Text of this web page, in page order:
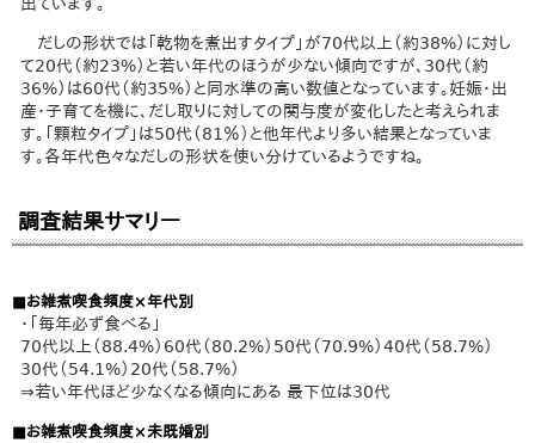
だしの形状では「乾物を煮出すタイプ」が70代以上（約38%）に対し
て20代（約23%）と若い年代のほうが少ない傾向ですが、30代（約
36%）は60代（約35%）と同水準の高い数値となっています。妊娠・出
産・子育てを機に、だし取りに対しての関与度が変化したと考えられま
す。「顆粒タイプ」は50代（81％）と他年代より多い結果となっていま
す。各年代色々なだしの形状を使い分けているようですね。
調査結果サマリー
■お雑煮喫食頻度×年代別
・「毎年必ず食べる」
70代以上（88.4%）60代（80.2%）50代（70.9%）40代（58.7%）
30代（54.1%）20代（58.7%）
⇒若い年代ほど少なくなる傾向にある 最下位は30代
■お雑煮喫食頻度×未既婚別